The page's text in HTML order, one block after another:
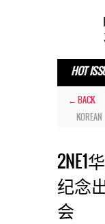
HOT
← BACK
KOREAN
2NE1
纪念
会